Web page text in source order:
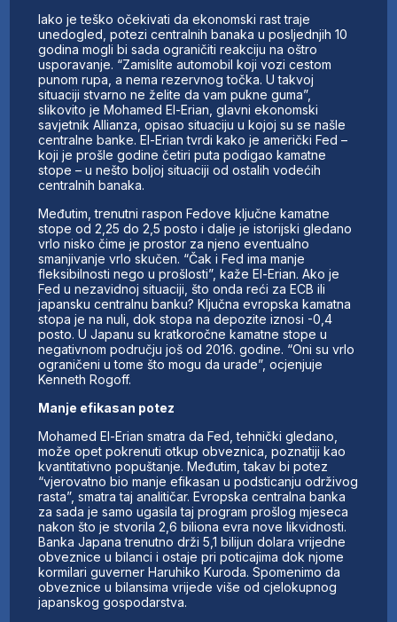
Iako je teško očekivati da ekonomski rast traje
unedogled, potezi centralnih banaka u posljednjih 10
godina mogli bi sada ograničiti reakciju na oštro
usporavanje. “Zamislite automobil koji vozi cestom
punom rupa, a nema rezervnog točka. U takvoj
situaciji stvarno ne želite da vam pukne guma”,
slikovito je Mohamed El-Erian, glavni ekonomski
savjetnik Allianza, opisao situaciju u kojoj su se našle
centralne banke. El-Erian tvrdi kako je američki Fed –
koji je prošle godine četiri puta podigao kamatne
stope – u nešto boljoj situaciji od ostalih vodećih
centralnih banaka.
Međutim, trenutni raspon Fedove ključne kamatne
stope od 2,25 do 2,5 posto i dalje je istorijski gledano
vrlo nisko čime je prostor za njeno eventualno
smanjivanje vrlo skučen. “Čak i Fed ima manje
fleksibilnosti nego u prošlosti”, kaže El-Erian. Ako je
Fed u nezavidnoj situaciji, što onda reći za ECB ili
japansku centralnu banku? Ključna evropska kamatna
stopa je na nuli, dok stopa na depozite iznosi -0,4
posto. U Japanu su kratkoročne kamatne stope u
negativnom području još od 2016. godine. “Oni su vrlo
ograničeni u tome što mogu da urade”, ocjenjuje
Kenneth Rogoff.
Manje efikasan potez
Mohamed El-Erian smatra da Fed, tehnički gledano,
može opet pokrenuti otkup obveznica, poznatiji kao
kvantitativno popuštanje. Međutim, takav bi potez
“vjerovatno bio manje efikasan u podsticanju održivog
rasta”, smatra taj analitičar. Evropska centralna banka
za sada je samo ugasila taj program prošlog mjeseca
nakon što je stvorila 2,6 biliona evra nove likvidnosti.
Banka Japana trenutno drži 5,1 bilijun dolara vrijedne
obveznice u bilanci i ostaje pri poticajima dok njome
kormilari guverner Haruhiko Kuroda. Spomenimo da
obveznice u bilansima vrijede više od cjelokupnog
japanskog gospodarstva.